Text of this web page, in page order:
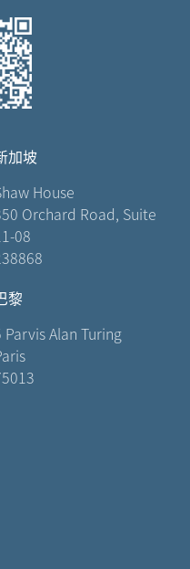
加坡
House
Orchard Road, Suite
08
黎
Parvis Alan Turing